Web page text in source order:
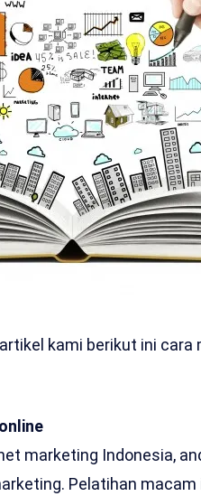
kami berikut ini
marketing Indonesia,
Pelatihan